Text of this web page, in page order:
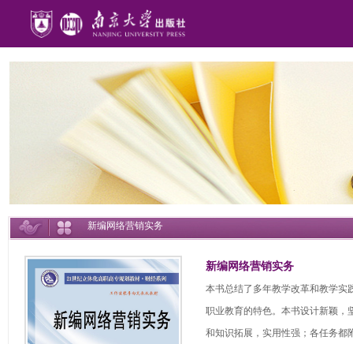
新编网络营销实务
新编网络营销实务
本书总结了多年教学改革和教学实
职业教育的特色。本书设计新颖，
和知识拓展，实用性强；各任务都